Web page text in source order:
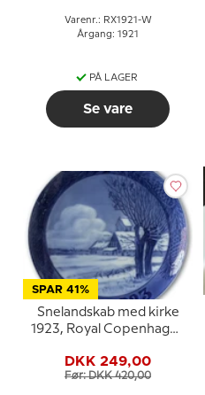
Varenr.: RX1921-W
Årgang: 1921
PÅ LAGER
Se vare
SPAR 41%
Snelandskab med kirke
1923, Royal Copenhagen
DKK 249,00
Før: DKK 420,00